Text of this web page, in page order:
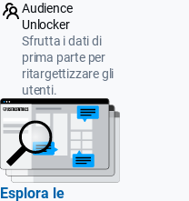
Audience
Unlocker
Sfrutta i dati di
prima parte per
ritargettizzare gli
utenti.
Esplora le